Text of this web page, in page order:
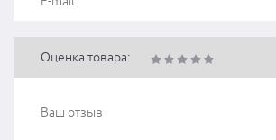
Оценка товара: